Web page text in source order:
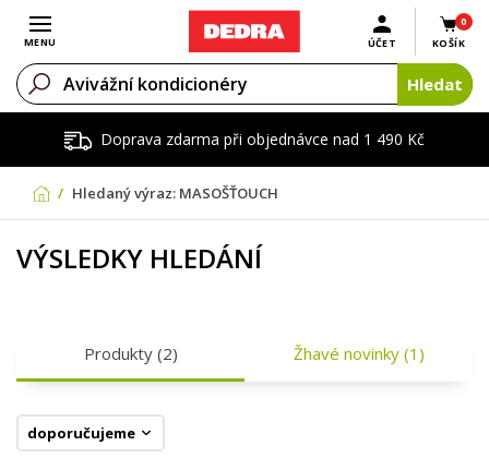
Doprava zdarma při objednávce nad 1 490 Kč
Otevřít menu
MENU
0
KOŠÍK
ÚČET
Hledat
Hledaný výraz: MASOŠŤOUCH
VÝSLEDKY HLEDÁNÍ
Produkty (2) Žhavé novinky (1)
doporučujeme